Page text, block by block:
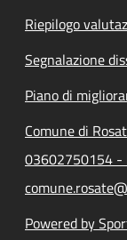
Riepilogo
Segnalazione
Piano di
Comune di
03602750154 -
Powered by